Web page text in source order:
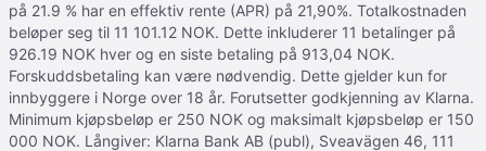
på 21.9 % har en effektiv rente (APR) på 21,90%. Totalkostnaden
beløper seg til 11 101.12 NOK. Dette inkluderer 11 betalinger på
926.19 NOK hver og en siste betaling på 913,04 NOK.
Forskuddsbetaling kan være nødvendig. Dette gjelder kun for
innbyggere i Norge over 18 år. Forutsetter godkjenning av Klarna.
Minimum kjøpsbeløp er 250 NOK og maksimalt kjøpsbeløp er 150
000 NOK. Långiver: Klarna Bank AB (publ), Sveavägen 46, 111